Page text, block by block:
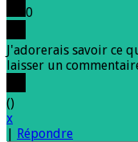
0
J'adorerais savoir ce
laisser un
()
x
| Répondre